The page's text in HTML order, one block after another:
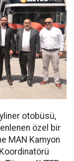
otobüsü,
özel bir
MAN Kamyon